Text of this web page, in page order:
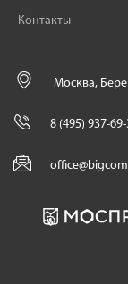
Контакты
Москва,
8 (495) 937-